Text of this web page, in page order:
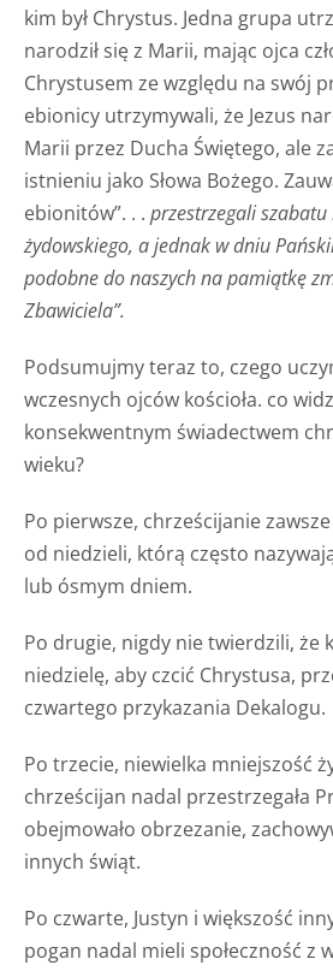
kim był Chrystus. Jedna grupa
narodził się z Marii, mając ojca
Chrystusem ze względu na swój
ebionicy utrzymywali, że Jezus
Marii przez Ducha Świętego, ale
istnieniu jako Słowa Bożego.
ebionitów”. . . przestrzegali szabatu
żydowskiego, a jednak w dniu
podobne do naszych na pamiątkę
Zbawiciela”.
Podsumujmy teraz to, czego
wczesnych ojców kościoła. co
konsekwentnym świadectwem
wieku?
Po pierwsze, chrześcijanie
od niedzieli, którą często
lub ósmym dniem.
Po drugie, nigdy nie twierdzili, że
niedzielę, aby czcić Chrystusa,
czwartego przykazania Dekalogu.
Po trzecie, niewielka mniejszość
chrześcijan nadal przestrzegała
obejmowało obrzezanie,
innych świąt.
Po czwarte, Justyn i większość
pogan nadal mieli społeczność z